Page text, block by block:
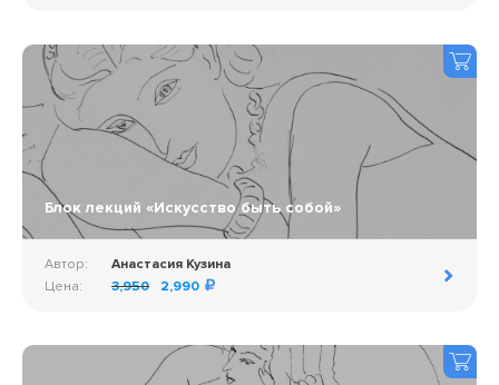
Блок лекций «Искусство быть собой»
Автор:
Анастасия Кузина
Цена:
3,950 2,990